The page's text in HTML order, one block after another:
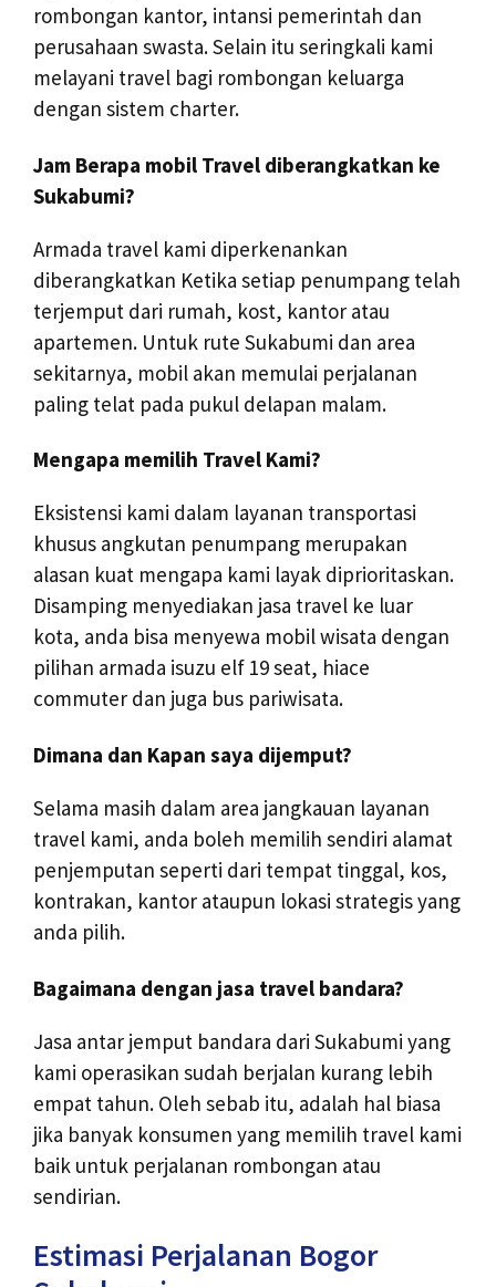
rombongan kantor, intansi pemerintah dan
perusahaan swasta. Selain itu seringkali kami
melayani travel bagi rombongan keluarga
dengan sistem charter.
Jam Berapa mobil Travel diberangkatkan ke
Sukabumi?
Armada travel kami diperkenankan
diberangkatkan Ketika setiap penumpang telah
terjemput dari rumah, kost, kantor atau
apartemen. Untuk rute Sukabumi dan area
sekitarnya, mobil akan memulai perjalanan
paling telat pada pukul delapan malam.
Mengapa memilih Travel Kami?
Eksistensi kami dalam layanan transportasi
khusus angkutan penumpang merupakan
alasan kuat mengapa kami layak diprioritaskan.
Disamping menyediakan jasa travel ke luar
kota, anda bisa menyewa mobil wisata dengan
pilihan armada isuzu elf 19 seat, hiace
commuter dan juga bus pariwisata.
Dimana dan Kapan saya dijemput?
Selama masih dalam area jangkauan layanan
travel kami, anda boleh memilih sendiri alamat
penjemputan seperti dari tempat tinggal, kos,
kontrakan, kantor ataupun lokasi strategis yang
anda pilih.
Bagaimana dengan jasa travel bandara?
Jasa antar jemput bandara dari Sukabumi yang
kami operasikan sudah berjalan kurang lebih
empat tahun. Oleh sebab itu, adalah hal biasa
jika banyak konsumen yang memilih travel kami
baik untuk perjalanan rombongan atau
sendirian.
Estimasi Perjalanan Bogor